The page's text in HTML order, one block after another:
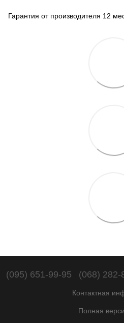
Гарантия от производителя 12
(095) 651-99-95 (068) 282-
Контактная
Полная